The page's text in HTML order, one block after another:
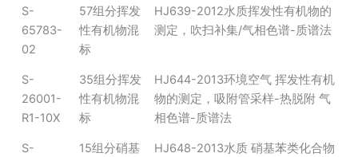
S-
65783-
02
57组分挥发
性有机物混
标
HJ639-2012水质挥发性有机物的
测定，吹扫补集/气相色谱-质谱法
S-
26001-
R1-10X
35组分挥发
性有机物混
标
HJ644-2013环境空气 挥发性有机
物的测定，吸附管采样-热脱附 气
相色谱-质谱法
S-
15组分硝基
HJ648-2013水质 硝基苯类化合物